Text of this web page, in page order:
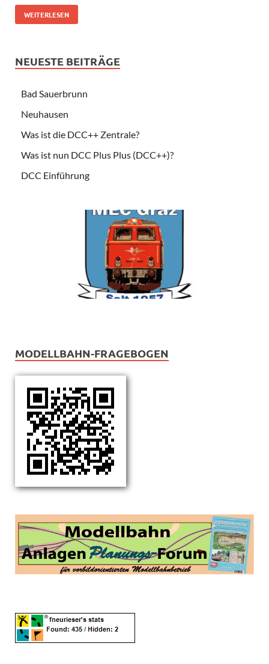
WEITERLESEN
NEUESTE BEITRÄGE
Bad Sauerbrunn
Neuhausen
Was ist die DCC++ Zentrale?
Was ist nun DCC Plus Plus (DCC++)?
DCC Einführung
MODELLBAHN-FRAGEBOGEN